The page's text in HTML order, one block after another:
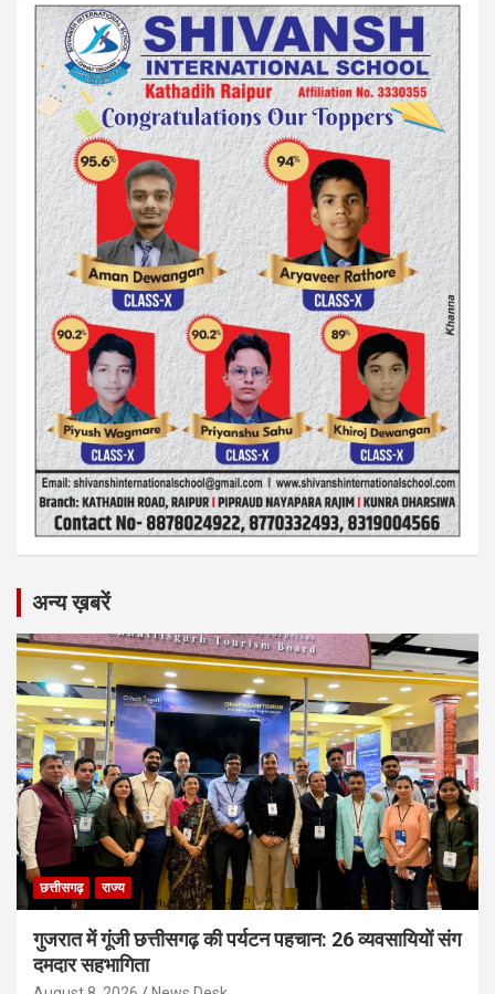
अन्य ख़बरें
छत्तीसगढ़ राज्य
गुजरात में गूंजी छत्तीसगढ़ की पर्यटन पहचान: 26 व्यवसायियों संग
दमदार सहभागिता